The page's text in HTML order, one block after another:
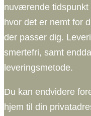
nuværende tidspunkt
hvor det er nemt for
der passer dig.
smertefri, samt
leveringsmetode.
Du kan endvidere
hjem til din